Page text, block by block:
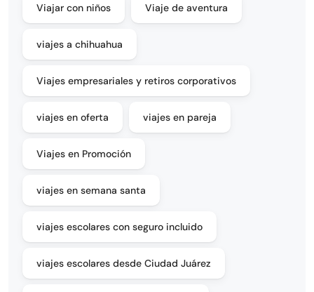
Viajar con niños Viaje de aventura
viajes a chihuahua
Viajes empresariales y retiros corporativos
viajes en oferta viajes en pareja
Viajes en Promoción
viajes en semana santa
viajes escolares con seguro incluido
viajes escolares desde Ciudad Juárez